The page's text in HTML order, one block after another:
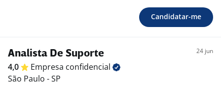
Candidatar-me
Analista De Suporte 24 jun
4,0 Empresa confidencial
São Paulo - SP